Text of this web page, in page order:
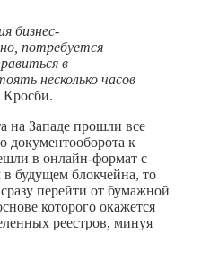
бизнес-
потребуется
в
несколько часов
на Западе прошли все
документооборота к
в онлайн-формат с
будущем блокчейна, то
перейти от бумажной
которого окажется
реестров, минуя